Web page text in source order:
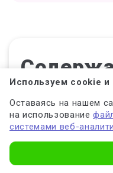
Что такое
Какой отступ
работе по
Как оформить
Используем cookie и
Оставаясь на нашем
на использование
системами веб-